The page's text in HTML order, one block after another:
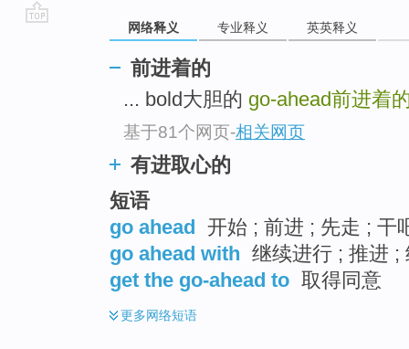
网络释义 专业释义 英英释义
前进着的
... bold大胆的 go-ahead前进着
基于81个网页-相关网页
有进取心的
短语
go ahead 开始 ; 前进 ; 先走 ; 干
go ahead with 继续进行 ; 推进 ;
get the go-ahead to 取得同意
更多网络短语